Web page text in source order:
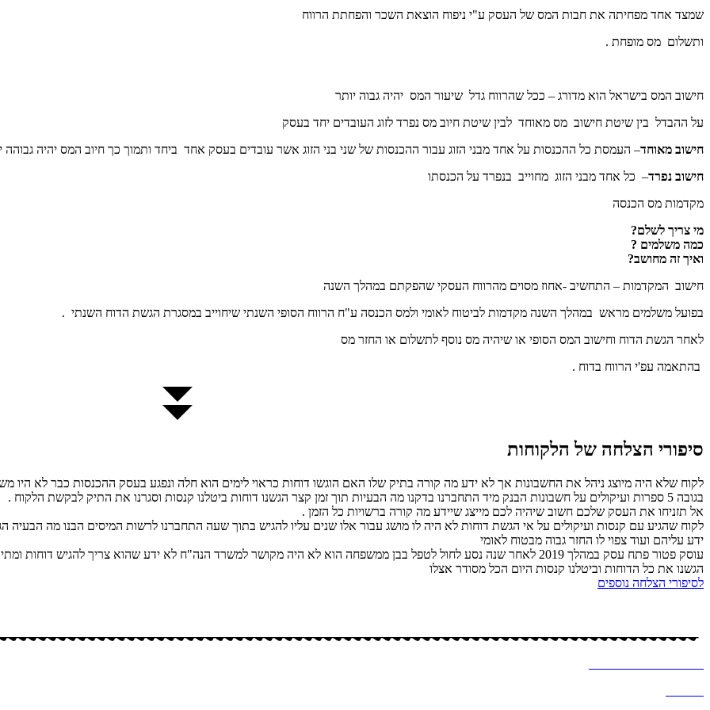
שמצד אחד מפחיתה את חבות המס של העסק ע"י ניפוח הוצאת השכר והפחתת הרווח
ותשלום מס מופחת .
חישוב המס בישראל הוא מדורג – ככל שהרווח גדל שיעור המס יהיה גבוה יותר
על ההבדל בין שיטת חישוב מס מאוחד לבין שיטת חיוב מס נפרד לזוג העובדים יחד בעסק
חישוב מאוחד– העמסת כל ההכנסות על אחד מבני הזוג עבור ההכנסות של שני בני הזוג אשר עובדים בעסק אחד ביחד ותמוך כך חיוב המס יהיה גבוהה
חישוב נפרד– כל אחד מבני הזוג מחוייב בנפרד על הכנסתו
מקדמות מס הכנסה
מי צריך לשלם?
כמה משלמים ?
ואיך זה מחושב?
חישוב המקדמות – התחשיב -אחוז מסוים מהרווח העסקי שהפקתם במהלך השנה
בפועל משלמים מראש במהלך השנה מקדמות לביטוח לאומי ולמס הכנסה ע"ח הרווח הסופי השנתי שיחוייב במסגרת הגשת הדוח השנתי .
לאחר הגשת הדוח וחישוב המס הסופי או שיהיה מס נוסף לתשלום או החזר מס
בהתאמה עפ'י הרווח בדוח .
סיפורי הצלחה של הלקוחות
לקוח שלא היה מיוצג ניהל את החשבונות אך לא ידע מה קורה בתיק שלו האם הוגשו דוחות כראוי לימים הוא חלה ונפגע בעסק ההכנסות כבר לא היו
בגובה 5 ספרות ועיקולים על חשבונות הבנק מיד התחברנו בדקנו מה הבעיות תוך זמן קצר הגשנו דוחות ביטלנו קנסות וסגרנו את התיק לבקשת הלקוח .
אל תזניחו את העסק שלכם חשוב שיהיה לכם מייצג שיידע מה קורה ברשויות כל הזמן .
ידע עליהם ועוד צפוי לו החזר גבוה מבטוח לאומי
עוסק פטור פתח עסק במהלך 2019 לאחר שנה נסע לחול לטפל בבן ממשפחה הוא לא היה מקושר למשרד הנה"ח לא ידע שהוא צריך
הגשנו את כל הדוחות וביטלנו קנסות היום הכל מסודר אצלו
לסיפורי הצלחה נוספים